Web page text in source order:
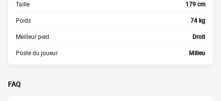
Taille 179 cm
Poids 74 kg
Meilleur pied Droit
Poste du joueur Milieu
FAQ